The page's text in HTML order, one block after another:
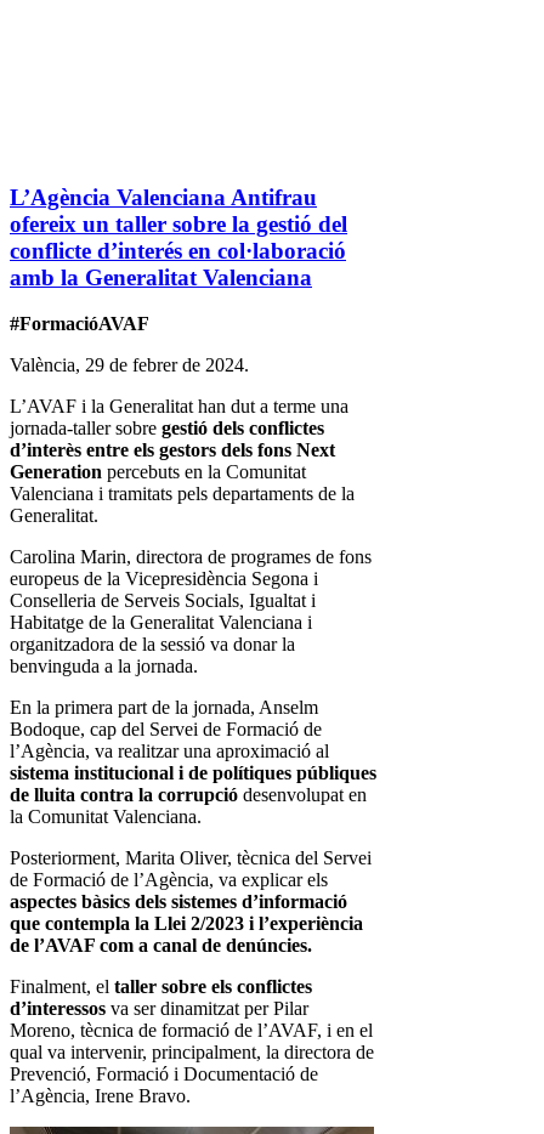
L’Agència Valenciana Antifrau
ofereix un taller sobre la gestió del
conflicte d’interés en col·laboració
amb la Generalitat Valenciana
#FormacióAVAF
València, 29 de febrer de 2024.
L’AVAF i la Generalitat han dut a terme una
jornada-taller sobre gestió dels conflictes
d’interès entre els gestors dels fons Next
Generation percebuts en la Comunitat
Valenciana i tramitats pels departaments de la
Generalitat.
Carolina Marin, directora de programes de fons
europeus de la Vicepresidència Segona i
Conselleria de Serveis Socials, Igualtat i
Habitatge de la Generalitat Valenciana i
organitzadora de la sessió va donar la
benvinguda a la jornada.
En la primera part de la jornada, Anselm
Bodoque, cap del Servei de Formació de
l’Agència, va realitzar una aproximació al
sistema institucional i de polítiques públiques
de lluita contra la corrupció desenvolupat en
la Comunitat Valenciana.
Posteriorment, Marita Oliver, tècnica del Servei
de Formació de l’Agència, va explicar els
aspectes bàsics dels sistemes d’informació
que contempla la Llei 2/2023 i l’experiència
de l’AVAF com a canal de denúncies.
Finalment, el taller sobre els conflictes
d’interessos va ser dinamitzat per Pilar
Moreno, tècnica de formació de l’AVAF, i en el
qual va intervenir, principalment, la directora de
Prevenció, Formació i Documentació de
l’Agència, Irene Bravo.